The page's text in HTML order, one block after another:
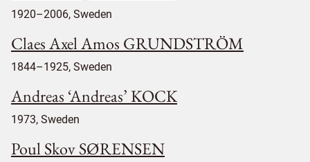
1920–2006, Sweden
Claes Axel Amos GRUNDSTRÖM
1844–1925, Sweden
Andreas ‘Andreas’ KOCK
1973, Sweden
Poul Skov SØRENSEN